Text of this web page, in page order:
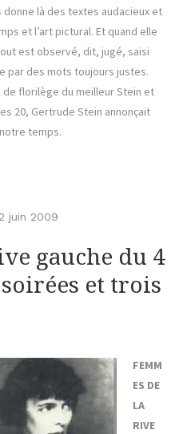
là des textes audacieux et
et l’art pictural. Et quand elle
est observé, dit, jugé, saisi
par des mots toujours justes.
de florilège du meilleur Stein et
20, Gertrude Stein annonçait
temps.
2 juin 2009
gauche du 4
et trois
FEMM
ES DE
LA
RIVE